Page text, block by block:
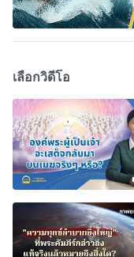
เลือกวิดีโอ